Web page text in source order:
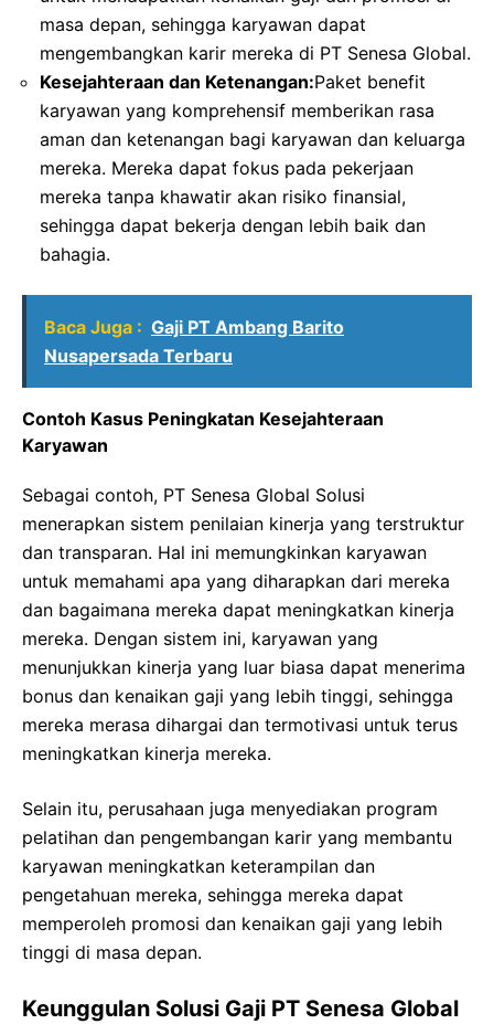
masa depan, sehingga karyawan dapat
mengembangkan karir mereka di PT Senesa Global.
Kesejahteraan dan Ketenangan:Paket benefit
karyawan yang komprehensif memberikan rasa
aman dan ketenangan bagi karyawan dan keluarga
mereka. Mereka dapat fokus pada pekerjaan
mereka tanpa khawatir akan risiko finansial,
sehingga dapat bekerja dengan lebih baik dan
bahagia.
Baca Juga : Gaji PT Ambang Barito
Nusapersada Terbaru
Contoh Kasus Peningkatan Kesejahteraan
Karyawan
Sebagai contoh, PT Senesa Global Solusi
menerapkan sistem penilaian kinerja yang terstruktur
dan transparan. Hal ini memungkinkan karyawan
untuk memahami apa yang diharapkan dari mereka
dan bagaimana mereka dapat meningkatkan kinerja
mereka. Dengan sistem ini, karyawan yang
menunjukkan kinerja yang luar biasa dapat menerima
bonus dan kenaikan gaji yang lebih tinggi, sehingga
mereka merasa dihargai dan termotivasi untuk terus
meningkatkan kinerja mereka.
Selain itu, perusahaan juga menyediakan program
pelatihan dan pengembangan karir yang membantu
karyawan meningkatkan keterampilan dan
pengetahuan mereka, sehingga mereka dapat
memperoleh promosi dan kenaikan gaji yang lebih
tinggi di masa depan.
Keunggulan Solusi Gaji PT Senesa Global